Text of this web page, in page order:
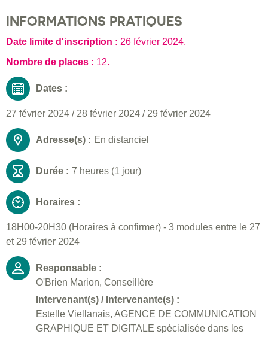
INFORMATIONS PRATIQUES
Date limite d'inscription : 26 février 2024.
Nombre de places : 12.
Dates :
27 février 2024 / 28 février 2024 / 29 février 2024
Adresse(s) : En distanciel
Durée : 7 heures (1 jour)
Horaires :
18H00-20H30 (Horaires à confirmer) - 3 modules entre le 27
et 29 février 2024
Responsable :
O'Brien Marion, Conseillère
Intervenant(s) / Intervenante(s) :
Estelle Viellanais, AGENCE DE COMMUNICATION
GRAPHIQUE ET DIGITALE spécialisée dans les